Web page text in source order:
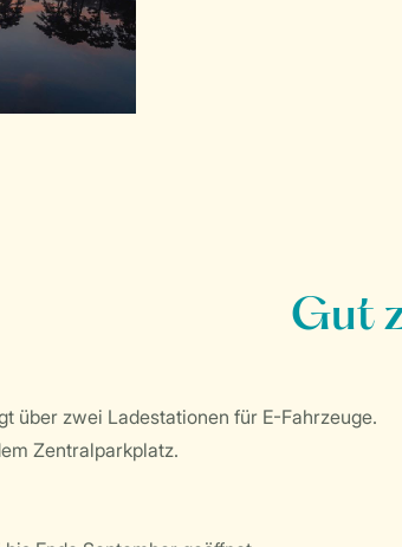
Gut
über zwei Ladestationen für E-Fahrzeuge.
Zentralparkplatz.